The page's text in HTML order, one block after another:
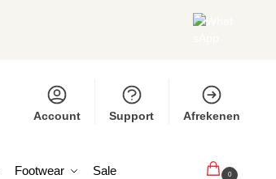
Account Support Afrekenen
Footwear
Sale
0